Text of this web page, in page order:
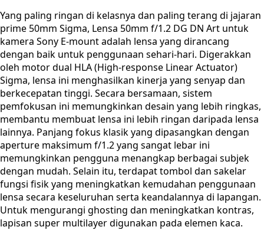
Yang paling ringan di kelasnya dan paling terang di jajaran
prime 50mm Sigma, Lensa 50mm f/1.2 DG DN Art untuk
kamera Sony E-mount adalah lensa yang dirancang
dengan baik untuk penggunaan sehari-hari. Digerakkan
oleh motor dual HLA (High-response Linear Actuator)
Sigma, lensa ini menghasilkan kinerja yang senyap dan
berkecepatan tinggi. Secara bersamaan, sistem
pemfokusan ini memungkinkan desain yang lebih ringkas,
membantu membuat lensa ini lebih ringan daripada lensa
lainnya. Panjang fokus klasik yang dipasangkan dengan
aperture maksimum f/1.2 yang sangat lebar ini
memungkinkan pengguna menangkap berbagai subjek
dengan mudah. Selain itu, terdapat tombol dan sakelar
fungsi fisik yang meningkatkan kemudahan penggunaan
lensa secara keseluruhan serta keandalannya di lapangan.
Untuk mengurangi ghosting dan meningkatkan kontras,
lapisan super multilayer digunakan pada elemen kaca.